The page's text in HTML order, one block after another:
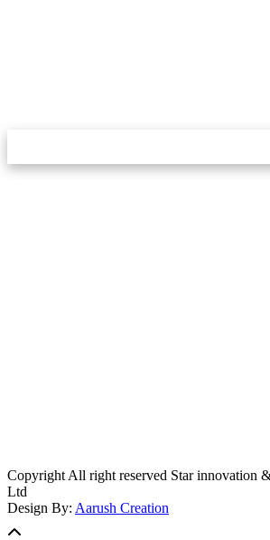
Copyright All right reserved Star innovation
Ltd
Design By: Aarush Creation